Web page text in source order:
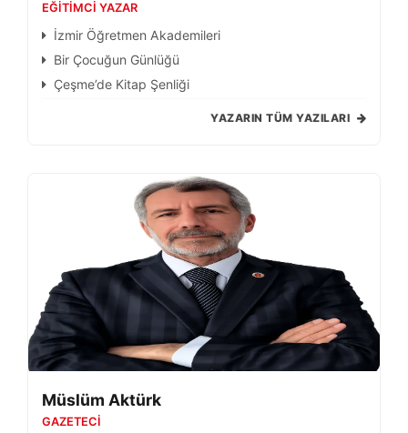
EĞITIMCI YAZAR
İzmir Öğretmen Akademileri
Bir Çocuğun Günlüğü
Çeşme’de Kitap Şenliği
YAZARIN TÜM YAZILARI
Müslüm Aktürk
GAZETECI